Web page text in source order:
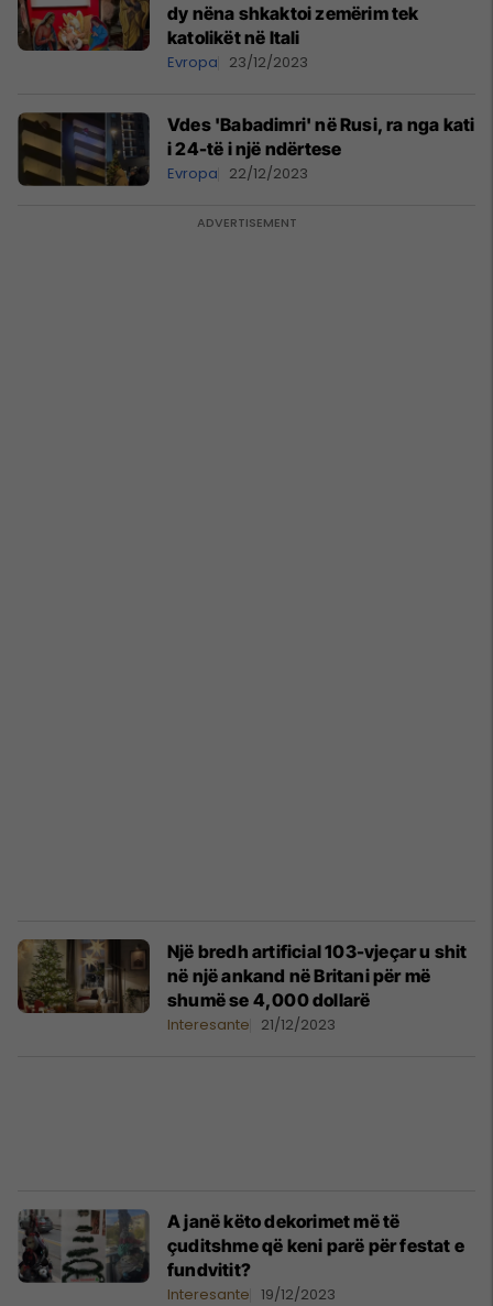
dy nëna shkaktoi zemërim tek
katolikët në Itali
Evropa 23/12/2023
Vdes 'Babadimri' në Rusi, ra nga kati
i 24-të i një ndërtese
Evropa 22/12/2023
Një bredh artificial 103-vjeçar u shit
në një ankand në Britani për më
shumë se 4,000 dollarë
Interesante 21/12/2023
A janë këto dekorimet më të
çuditshme që keni parë për festat e
fundvitit?
Interesante 19/12/2023